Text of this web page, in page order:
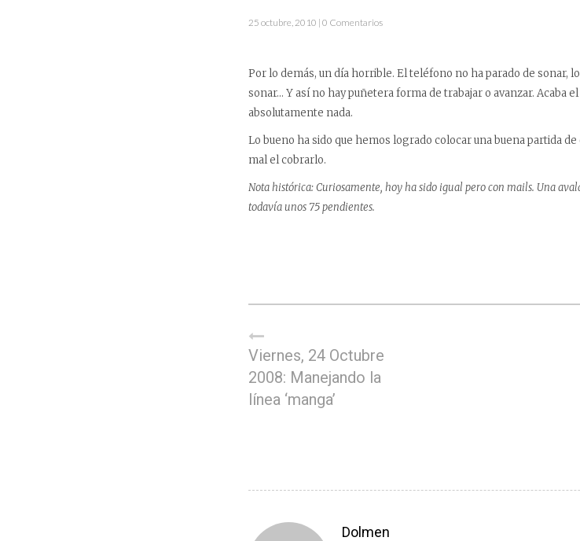
25 octubre, 2010 | 0 Comentarios
Por lo demás, un día horrible. El teléfono no ha parado de sonar,
sonar… Y así no hay puñetera forma de trabajar o avanzar. Acaba
absolutamente nada.
Lo bueno ha sido que hemos logrado colocar una buena partida
mal el cobrarlo.
Nota histórica: Curiosamente, hoy ha sido igual pero con mails. Una
todavía unos 75 pendientes.
Viernes, 24 Octubre
2008: Manejando la
línea ‘manga’
Dolmen